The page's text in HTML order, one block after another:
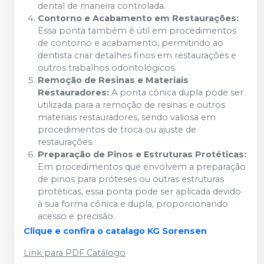
dental de maneira controlada.
Contorno e Acabamento em Restaurações:
Essa ponta também é útil em procedimentos
de contorno e acabamento, permitindo ao
dentista criar detalhes finos em restaurações e
outros trabalhos odontológicos.
Remoção de Resinas e Materiais
Restauradores: A ponta cônica dupla pode ser
utilizada para a remoção de resinas e outros
materiais restauradores, sendo valiosa em
procedimentos de troca ou ajuste de
restaurações.
Preparação de Pinos e Estruturas Protéticas:
Em procedimentos que envolvem a preparação
de pinos para próteses ou outras estruturas
protéticas, essa ponta pode ser aplicada devido
à sua forma cônica e dupla, proporcionando
acesso e precisão.
Clique e confira o catalago KG Sorensen
Link para PDF Catálogo